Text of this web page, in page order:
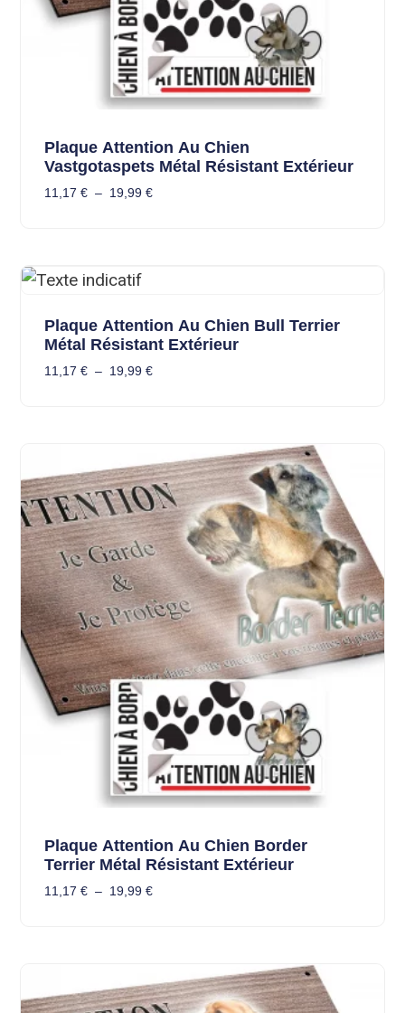
Plaque Attention Au Chien
Vastgotaspets Métal Résistant Extérieur
11,17 € – 19,99 €
Plaque Attention Au Chien Bull Terrier
Métal Résistant Extérieur
11,17 € – 19,99 €
Plaque Attention Au Chien Border
Terrier Métal Résistant Extérieur
11,17 € – 19,99 €